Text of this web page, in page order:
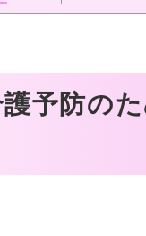
予防の